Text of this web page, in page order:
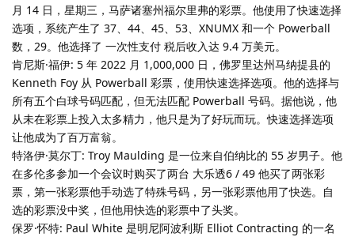
月 14 日，星期三，马萨诸塞州福尔里弗的彩票。他使用了快速选择
选项，系统产生了 37、44、45、53、XNUMX 和一个 Powerball
数，29。他选择了 一次性支付 税后收入达 9.4 万美元。
肯尼斯·福伊: 5 年 2022 月 1,000,000 日，佛罗里达州马纳提县的
Kenneth Foy 从 Powerball 彩票，使用快速选择选项。他的选择与
所有五个白球号码匹配，但无法匹配 Powerball 号码。据他说，他
从未在彩票上投入太多精力，他只是为了好玩而玩。快速选择选项
让他成为了百万富翁。
特洛伊·莫尔丁: Troy Maulding 是一位来自伯纳比的 55 岁男子。他
在多伦多参加一个会议时购买了两台 大乐透6 / 49 他买了两张彩
票，第一张彩票他手动选了特殊号码，另一张彩票他用了快选。自
选的彩票没中奖，但他用快选的彩票中了头奖。
保罗·怀特: Paul White 是明尼阿波利斯 Elliot Contracting 的一名